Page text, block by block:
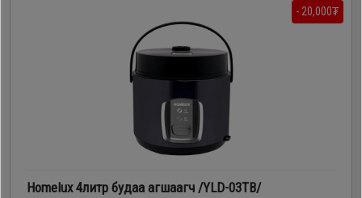
- 20,000₮
Homelux 4литр будаа агшаагч /YLD-03TB/